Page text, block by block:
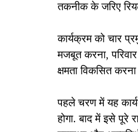
तकनीक के जरिए
कार्यक्रम को चार
मजबूत करना,
क्षमता विकसित
पहले चरण में यह
होगा. बाद में इसे पूरे